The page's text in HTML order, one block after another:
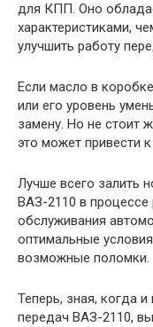
для КПП. Оно
характеристиками,
улучшить работу
Если масло в
или его уровень
замену. Но не стоит
это может привести
Лучше всего залить
ВАЗ-2110 в процессе
обслуживания
оптимальные
возможные поломки.
Теперь, зная, когда
передач ВАЗ-2110,